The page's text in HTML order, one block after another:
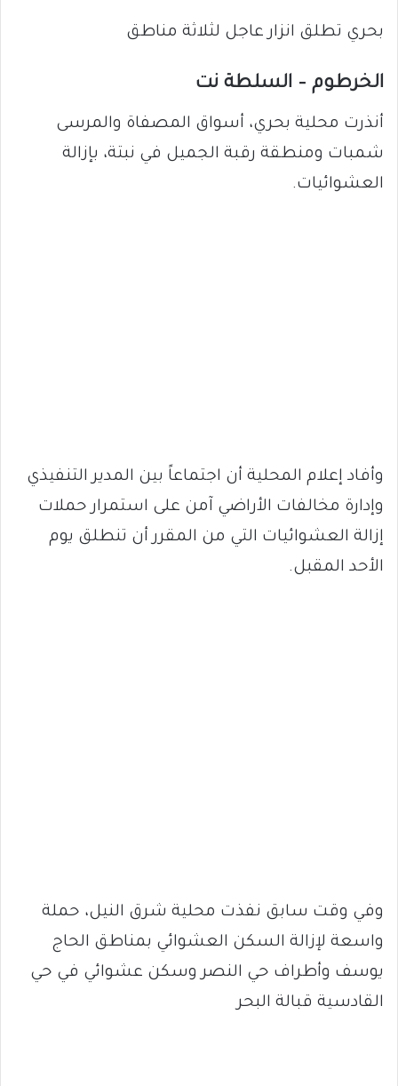
بحري تطلق انزار عاجل لثلاثة مناطق
الخرطوم – السلطة نت
أنذرت محلية بحري، أسواق المصفاة والمرسى
شمبات ومنطقة رقبة الجميل في نبتة، بإزالة
العشوائيات.
وأفاد إعلام المحلية أن اجتماعاً بين المدير التنفيذي
وإدارة مخالفات الأراضي آمن على استمرار حملات
إزالة العشوائيات التي من المقرر أن تنطلق يوم
الأحد المقبل.
وفي وقت سابق نفذت محلية شرق النيل، حملة
واسعة لإزالة السكن العشوائي بمناطق الحاج
يوسف وأطراف حي النصر وسكن عشوائي في حي
القادسية قبالة البحر